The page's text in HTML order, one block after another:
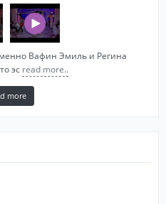
Вафин Эмиль и Регина
эс read more..
more